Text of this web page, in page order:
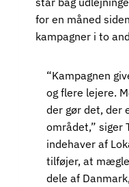
for en måned
kampagner i to
“Kampagnen
og flere lejere.
der gør det, der
området,” siger
indehaver af
tilføjer, at
dele af